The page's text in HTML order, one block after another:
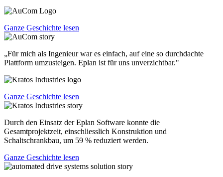
Ganze Geschichte lesen
„Für mich als Ingenieur war es einfach, auf eine so durchdachte
Plattform umzusteigen. Eplan ist für uns unverzichtbar."
Ganze Geschichte lesen
Durch den Einsatz der Eplan Software konnte die
Gesamtprojektzeit, einschliesslich Konstruktion und
Schaltschrankbau, um 59 % reduziert werden.
Ganze Geschichte lesen